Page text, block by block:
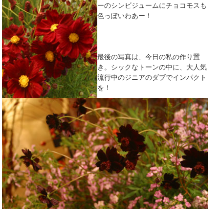
ーのシンビジュームにチョコモスも
色っぽいわあー！
最後の写真は、今日の私の作り置
き。シックなトーンの中に、大人気
流行中のジニアのダブでインパクト
を！